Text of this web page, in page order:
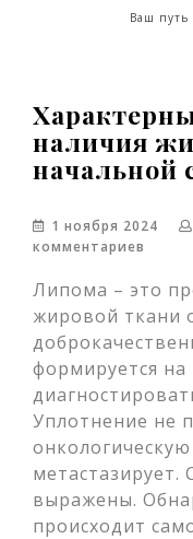
Ваш путь
наличия
начальной
1 ноября 2024
комментариев
Липома – это
жировой ткани
формируется
Уплотнение не
выражены.
происходит